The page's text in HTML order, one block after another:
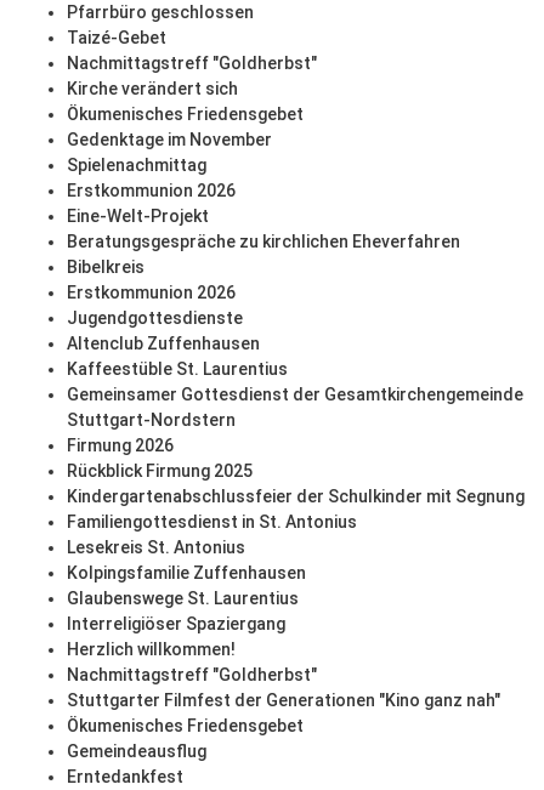
Pfarrbüro geschlossen
Taizé-Gebet
Nachmittagstreff "Goldherbst"
Kirche verändert sich
Ökumenisches Friedensgebet
Gedenktage im November
Spielenachmittag
Erstkommunion 2026
Eine-Welt-Projekt
Beratungsgespräche zu kirchlichen Eheverfahren
Bibelkreis
Erstkommunion 2026
Jugendgottesdienste
Altenclub Zuffenhausen
Kaffeestüble St. Laurentius
Gemeinsamer Gottesdienst der Gesamtkirchengemeinde
Stuttgart-Nordstern
Firmung 2026
Rückblick Firmung 2025
Kindergartenabschlussfeier der Schulkinder mit Segnung
Familiengottesdienst in St. Antonius
Lesekreis St. Antonius
Kolpingsfamilie Zuffenhausen
Glaubenswege St. Laurentius
Interreligiöser Spaziergang
Herzlich willkommen!
Nachmittagstreff "Goldherbst"
Stuttgarter Filmfest der Generationen "Kino ganz nah"
Ökumenisches Friedensgebet
Gemeindeausflug
Erntedankfest